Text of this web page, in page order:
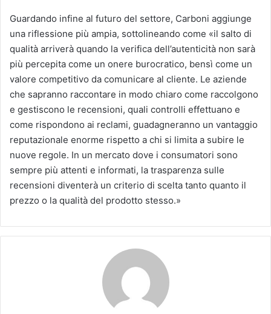
Guardando infine al futuro del settore, Carboni aggiunge
una riflessione più ampia, sottolineando come «il salto di
qualità arriverà quando la verifica dell’autenticità non sarà
più percepita come un onere burocratico, bensì come un
valore competitivo da comunicare al cliente. Le aziende
che sapranno raccontare in modo chiaro come raccolgono
e gestiscono le recensioni, quali controlli effettuano e
come rispondono ai reclami, guadagneranno un vantaggio
reputazionale enorme rispetto a chi si limita a subire le
nuove regole. In un mercato dove i consumatori sono
sempre più attenti e informati, la trasparenza sulle
recensioni diventerà un criterio di scelta tanto quanto il
prezzo o la qualità del prodotto stesso.»